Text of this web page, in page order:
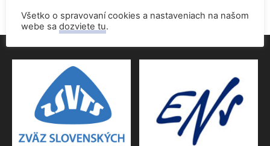
Všetko o spravovaní cookies a nastaveniach na našom
webe sa dozviete tu.